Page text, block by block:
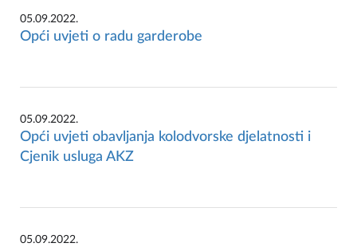
05.09.2022.
Opći uvjeti o radu garderobe
05.09.2022.
Opći uvjeti obavljanja kolodvorske djelatnosti i
Cjenik usluga AKZ
05.09.2022.